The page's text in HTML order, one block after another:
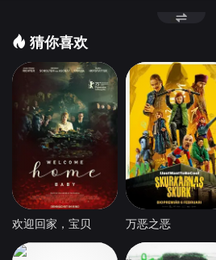
猜你喜欢
欢迎回家，宝贝 万恶之恶